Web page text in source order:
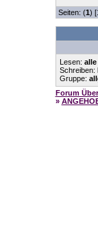
Seiten: (1)
Lesen: alle
Schreiben:
Gruppe:
Forum
»